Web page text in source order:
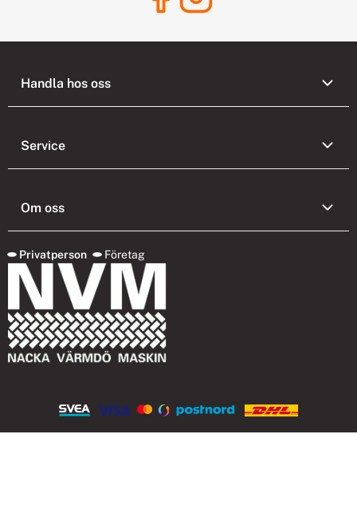
Handla hos oss
Service
Om oss
Privatperson Företag